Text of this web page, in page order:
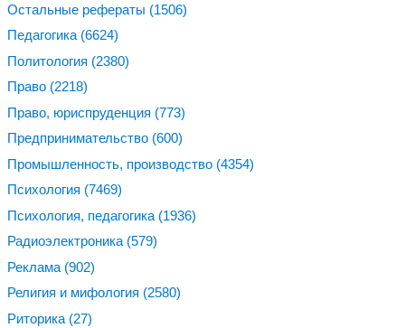
Остальные рефераты (1506)
Педагогика (6624)
Политология (2380)
Право (2218)
Право, юриспруденция (773)
Предпринимательство (600)
Промышленность, производство (4354)
Психология (7469)
Психология, педагогика (1936)
Радиоэлектроника (579)
Реклама (902)
Религия и мифология (2580)
Риторика (27)